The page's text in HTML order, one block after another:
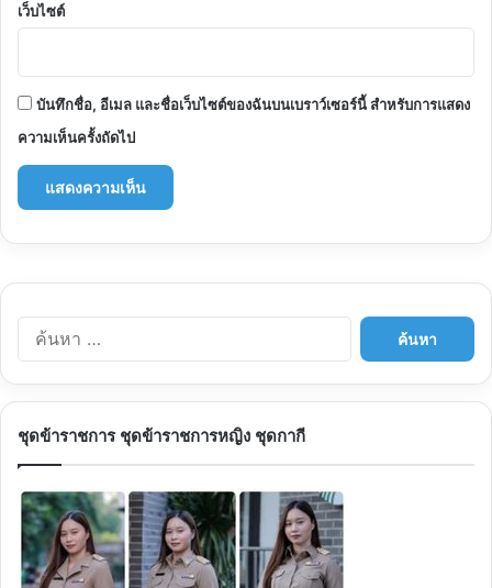
เว็บไซต์
บันทึกชื่อ, อีเมล และชื่อเว็บไซต์ของฉันบนเบราว์เซอร์นี้ สำหรับการแสดง
ความเห็นครั้งถัดไป
ค้นหา
ชุดข้าราชการ ชุดข้าราชการหญิง ชุดกากี